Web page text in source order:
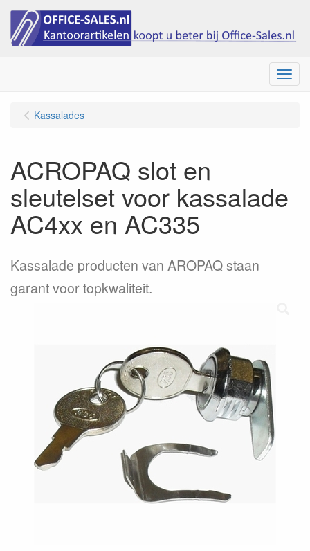
Menu
Kassalades
ACROPAQ slot en
sleutelset voor kassalade
AC4xx en AC335
Kassalade producten van AROPAQ staan
garant voor topkwaliteit.